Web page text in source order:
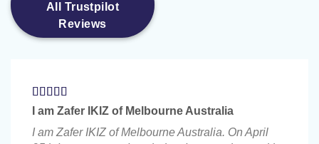
All Trustpilot
Reviews
I am Zafer IKIZ of Melbourne Australia
I am Zafer IKIZ of Melbourne Australia. On April